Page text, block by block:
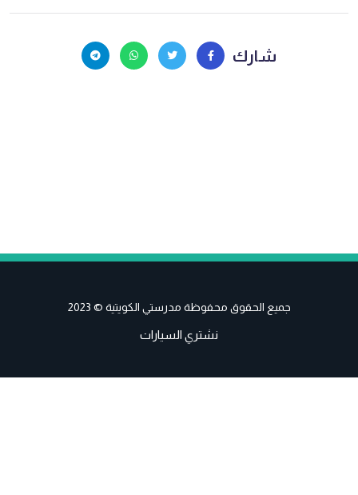
شارك
جميع الحقوق محفوظة مدرستي الكويتية © 2023
نشتري السيارات